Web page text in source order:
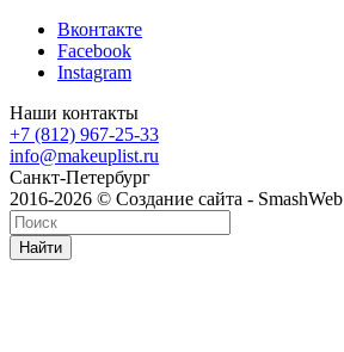
Вконтакте
Facebook
Instagram
Наши контакты
+7 (812) 967-25-33
info@makeuplist.ru
Санкт-Петербург
2016-2026 © Создание сайта - SmashWeb
Найти